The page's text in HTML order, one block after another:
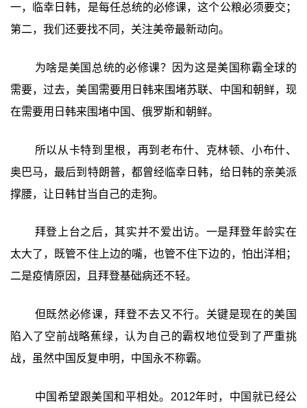
一，临幸日韩，是每任总统的必修课，这个公粮必须要交；
第二，我们还要找不同，关注美帝最新动向。
为啥是美国总统的必修课？因为这是美国称霸全球的
需要，过去，美国需要用日韩来围堵苏联、中国和朝鲜，现
在需要用日韩来围堵中国、俄罗斯和朝鲜。
所以从卡特到里根，再到老布什、克林顿、小布什、
奥巴马，最后到特朗普，都曾经临幸日韩，给日韩的亲美派
撑腰，让日韩甘当自己的走狗。
拜登上台之后，其实并不爱出访。一是拜登年龄实在
太大了，既管不住上边的嘴，也管不住下边的，怕出洋相；
二是疫情原因，且拜登基础病还不轻。
但既然必修课，拜登不去又不行。关键是现在的美国
陷入了空前战略蕉绿，认为自己的霸权地位受到了严重挑
战，虽然中国反复申明，中国永不称霸。
中国希望跟美国和平相处。2012年时，中国就已经公